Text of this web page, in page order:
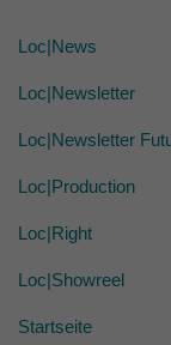
Loc|News
Loc|Newsletter
Loc|Newsletter
Loc|Production
Loc|Right
Loc|Showreel
Startseite